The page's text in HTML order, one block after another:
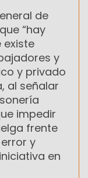
de
“hay
existe
y
y privado
al señalar
impedir
frente
y
en